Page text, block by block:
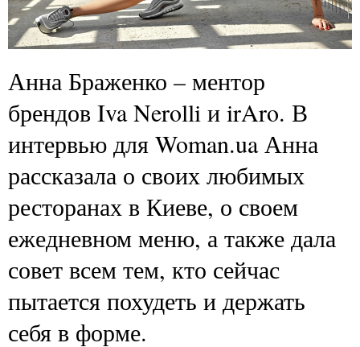
Анна Браженко – ментор
брендов Iva Nerolli и irAro. В
интервью для Woman.ua Анна
рассказала о своих любимых
ресторанах в Киеве, о своем
ежедневном меню, а также дала
совет всем тем, кто сейчас
пытается похудеть и держать
себя в форме.